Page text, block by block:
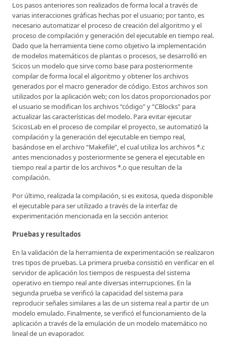
Los pasos anteriores son realizados de forma local a través de
varias interacciones gráficas hechas por el usuario; por tanto, es
necesario automatizar el proceso de creación del algoritmo y el
proceso de compilación y generación del ejecutable en tiempo real.
Dado que la herramienta tiene como objetivo la implementación
de modelos matemáticos de plantas o procesos, se desarrolló en
Scicos un modelo que sirve como base para posteriormente
compilar de forma local el algoritmo y obtener los archivos
generados por el macro generador de código. Estos archivos son
utilizados por la aplicación web; con los datos proporcionados por
el usuario se modifican los archivos “código” y “CBlocks” para
actualizar las características del modelo. Para evitar ejecutar
ScicosLab en el proceso de compilar el proyecto, se automatizó la
compilación y la generación del ejecutable en tiempo real,
basándose en el archivo “Makefile”, el cual utiliza los archivos *.c
antes mencionados y posteriormente se genera el ejecutable en
tiempo real a partir de los archivos *.o que resultan de la
compilación.
Por último, realizada la compilación, si es exitosa, queda disponible
el ejecutable para ser utilizado a través de la interfaz de
experimentación mencionada en la sección anterior.
Pruebas y resultados
En la validación de la herramienta de experimentación se realizaron
tres tipos de pruebas. La primera prueba consistió en verificar en el
servidor de aplicación los tiempos de respuesta del sistema
operativo en tiempo real ante diversas interrupciones. En la
segunda prueba se verificó la capacidad del sistema para
reproducir señales similares a las de un sistema real a partir de un
modelo emulado. Finalmente, se verificó el funcionamiento de la
aplicación a través de la emulación de un modelo matemático no
lineal de un evaporador.